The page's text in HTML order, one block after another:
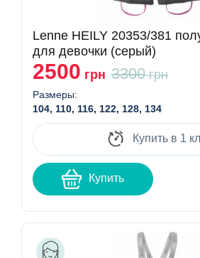
Lenne HEILY 20353/381
для девочки (серый)
2500 грн 3300грн
Размеры:
104, 110, 116, 122, 128, 134
Купить в 1
Купить